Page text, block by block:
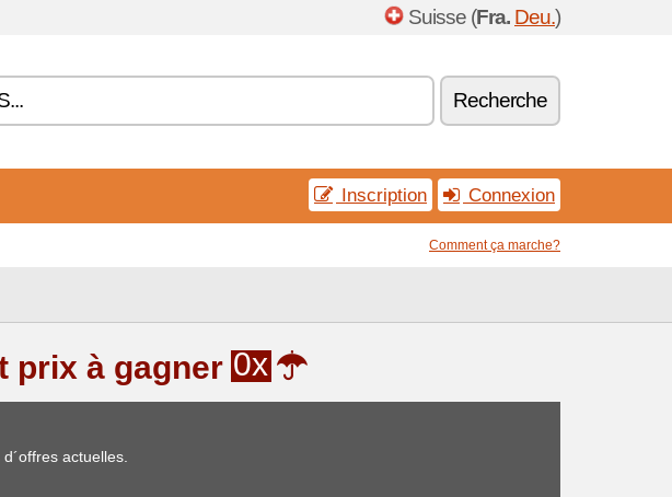
Suisse (Fra. Deu.)
Recherche
Inscription Connexion
Comment ça marche?
prix à gagner 0x
actuelles.